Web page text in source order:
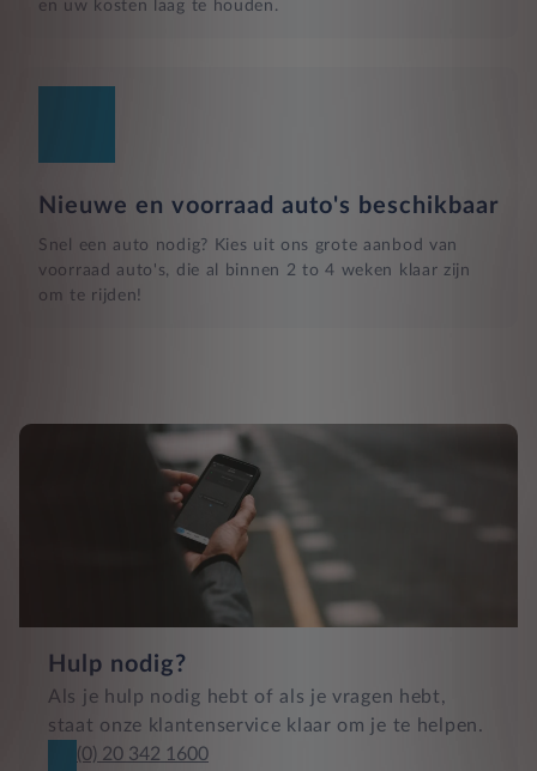
en uw kosten laag te houden.
Nieuwe en voorraad auto's beschikbaar
Snel een auto nodig? Kies uit ons grote aanbod van
voorraad auto's, die al binnen 2 to 4 weken klaar zijn
om te rijden!
Hulp nodig?
Als je hulp nodig hebt of als je vragen hebt,
staat onze klantenservice klaar om je te helpen.
(0) 20 342 1600